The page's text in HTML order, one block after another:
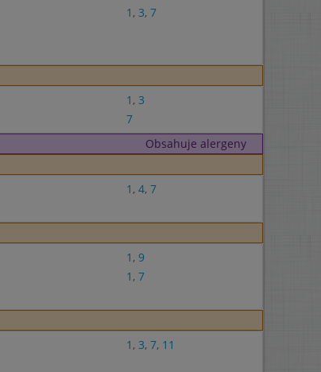
1 , 3, 7
1 , 3
7
Obsahuje alergeny
1 , 4, 7
1 , 9
1 , 7
1 , 3, 7, 11